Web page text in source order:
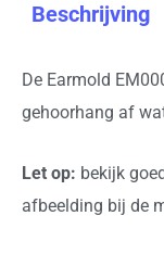
Beschrijving
De Earmold
gehoorhang af
Let op: bekijk
afbeelding bij de